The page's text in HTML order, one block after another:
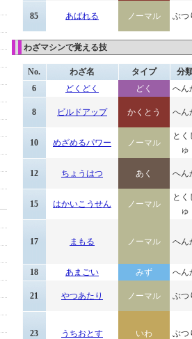
85 あばれる ノーマル ぶつ
わざマシンで覚える技
No. わざ名 タイプ
分
6
どくどく どく へん
8 ビルドアップ かくとう へん
10 めざめるパワー ノーマル
とく
ゅ
12 ちょうはつ あく へん
15 はかいこうせん ノーマル
とく
ゅ
17 まもる ノーマル へん
18 あまごい みず へん
21 やつあたり ノーマル ぶつ
23 うちおとす いわ ぶつ